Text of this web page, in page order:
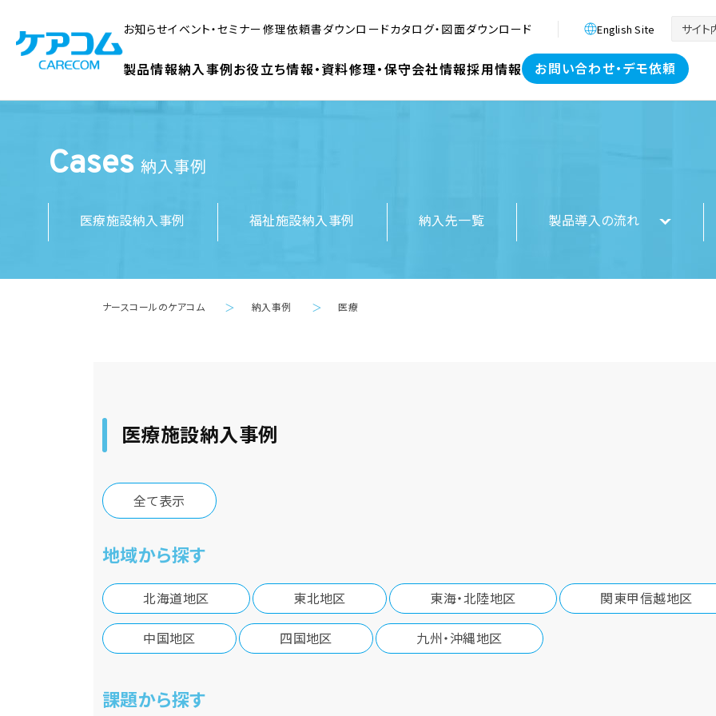
お知らせイベント・セミナー修理依頼書ダウンロードカタログ・図面ダウンロード English Site
製品情報納入事例お役立ち情報・資料修理・保守会社情報採用情報 お問い合わせ・デモ依頼
Cases 納入事例
医療施設納入事例 福祉施設納入事例 納入先一覧 製品導入の流れ
ナースコールのケアコム ＞ 納入事例 ＞ 医療
医療施設納入事例
全て表示
地域から探す
北海道地区 東北地区 東海・北陸地区 関東甲信越地区
中国地区 四国地区 九州・沖縄地区
課題から探す